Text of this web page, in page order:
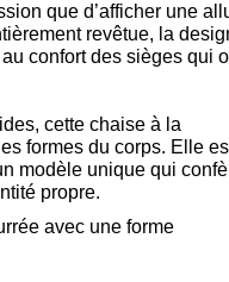
que d’afficher une
revêtue, la
confort des sièges qui
cette chaise à la
formes du corps. Elle
modèle unique qui
propre.
avec une forme